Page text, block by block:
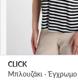
CLICK
Μπλουζάκι · Έγχρωμο